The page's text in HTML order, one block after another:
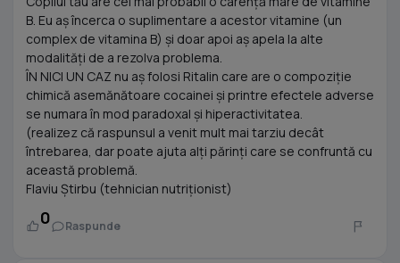
B. Eu aș încerca o suplimentare a acestor vitamine (un
complex de vitamina B) și doar apoi aș apela la alte
modalități de a rezolva problema.
ÎN NICI UN CAZ nu aș folosi Ritalin care are o compoziție
chimică asemănătoare cocainei și printre efectele adverse
se numara în mod paradoxal și hiperactivitatea.
(realizez că raspunsul a venit mult mai tarziu decât
întrebarea, dar poate ajuta alți părinți care se confruntă cu
această problemă.
Flaviu Știrbu (tehnician nutriționist)
0 Raspunde